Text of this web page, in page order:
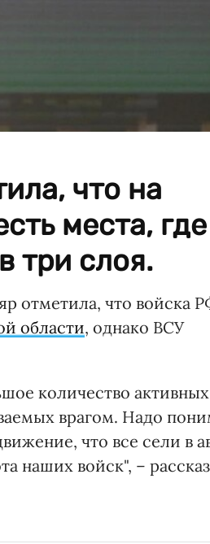
что на
места, где
три слоя.
отметила, что войска
области, однако ВСУ
количество активных
врагом. Надо
что все сели в
наших войск", –